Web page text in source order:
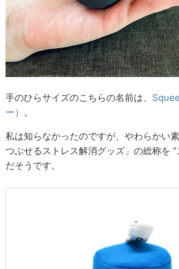
手のひらサイズのこちらの名前は、
ー） 。
私は知らなかったのですが、やわらかい
つぶせるストレス解消グッズ」の総称を
だそうです。